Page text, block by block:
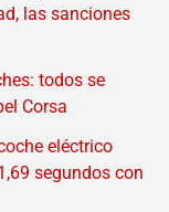
las sanciones
todos se
Corsa
eléctrico
segundos con